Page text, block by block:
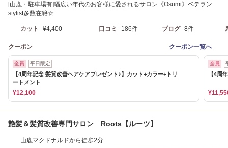
[山鹿・駐車場有]幅広い年代のお客様に愛されるサロン《Osumi》ベテラン
stylist多数在籍☆
カット ¥4,400 口コミ 186件 ブログ 8件
クーポン クーポン一覧へ
全員 平日限定
【4周年記念 髪質改善ヘアケアプレゼント♪】カット+カラー+トリ
ートメント
¥12,100
全員
【4周
艶髪＆髪質改善専門サロン Roots【ルーツ】
山鹿マクドナルドから徒歩2分